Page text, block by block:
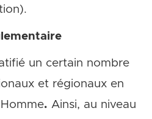
un certain nombre
et régionaux en
. Ainsi, au niveau